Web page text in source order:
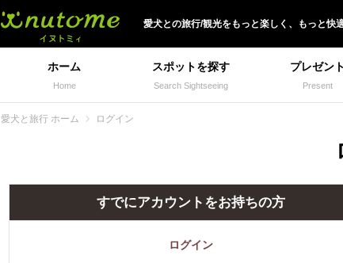
愛犬との旅行/観光をもっと楽しく、 もっと快
ホーム
Home
スポットを探す
Search Sightseeing
プレゼント
Present
愛犬と旅行 ホーム ログイン
すでにアカウントをお持ちの方
ログイン